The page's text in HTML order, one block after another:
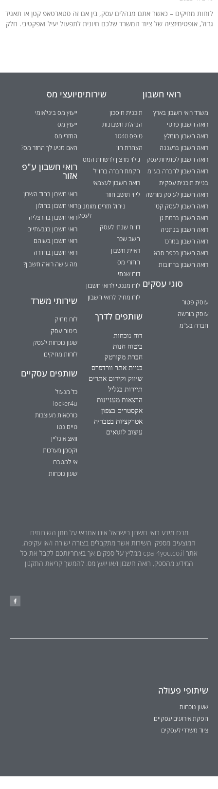
לוחות מחיקים – כאשר אתם מנהלים עסק, בין אם זה סטארטאפ קטן או תאגיד
גדול, אופטימיזציה של ציוד המשרד שלכם חיונית לתפעול יעיל ואפקטיבי. חלק
רואי חשבון
משרד רואי חשבון בארץ
רואה חשבון פרטי
רואה חשבון מומלץ
רואה חשבון ברעננה
רואה חשבון לפתיחת עסק
רואה חשבון לחברה בע"מ
בניית תוכנית עסקית
רואה חשבון לעוסק מורשה
רואה חשבון לעסק קטן
רואה חשבון ברמת גן
רואה חשבון בנתניה
רואה חשבון במרכז
רואה חשבון בכפר סבא
רואה חשבון ברחובות
סוגי עסקים
עוסק פטור
עוסק מורשה
חברה בע"מ
שירותים
תוכנית חיסכון
הנהלת חשבונות
טופס 1040
הצהרת הון
גילוי מרצון לרשויות המס
הקמת חברה בחו"ל
רואה חשבון לעצמאי
ליווי תושב חוזר
ניהול תזרים מזומנים
לעסק
דו"ח שנתי לעסק
חשב שכר
ראיית חשבון
החזרי מס
דוח שנתי
לוח מגנטי לרואי חשבון
לוח מחיק לרואי חשבון
שותפים לדרך
דוח נוכחות
ביטוח חנות
חברת מקורטק
בניית אתר וורדפרס
שיווק וקידום אתרים
תיירות בגליל
הרצאות מעניינות
אקסטרים בצפון
אטרקציות בטבריה
עיצוב לוגואים
יועצי מס
ייעוץ מס בינלאומי
ייעוץ מס
החזרי מס
האם מגיע לך החזר מס?
רואי חשבון ע"פ
אזור
רואי חשבון בהוד השרון
רואי חשבון בחולון
רואי חשבון בהרצליה
רואי חשבון בגבעתיים
רואי חשבון בשוהם
רואי חשבון בחדרה
מה עושה רואה חשבון?
שירותי משרד
לוח מחיק
ביטוח עסק
שעון נוכחות לעסק
לוחות מחיקים
שותפים עסקיים
כל מנעול
locker4u
כורסאות מעוצבות
טיים נטו
וואצ אונליין
וקסמן מערכות
אי למטבח
שעון נוכחות
מרכז מידע רואי חשבון בישראל אינו אחראי על מתן השירותים
המוצעים מספקי השירות אשר מתקבלים בצורה ישירה ו/או עקיפה,
אתר cpa-4you.co.il ממליץ על ספקים אך באחריותכם לקבל את כל
המידע מהספק, רואה חשבון ו/או יועץ מס. להמשך קריאת התקנון
שיתופי פעולה
שעון נוכחות
הפקת אירועים עסקיים
ציוד משרדי לעסקים